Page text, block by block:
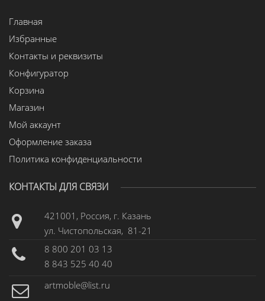
Главная
Избранные
Контакты и реквизиты
Конфигуратор
Корзина
Магазин
Мой аккаунт
Оформление заказа
Политика конфиденциальности
КОНТАКТЫ ДЛЯ СВЯЗИ
421001, Россия, г. Казань
ул. Чистопольская, 81-21
8 800 201 03 13
8 843 525 40 40
artmoble@list.ru